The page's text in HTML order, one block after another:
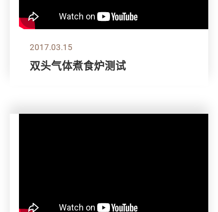
2017.03.15
双头气体煮食炉测试